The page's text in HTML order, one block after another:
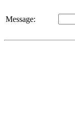
Message: